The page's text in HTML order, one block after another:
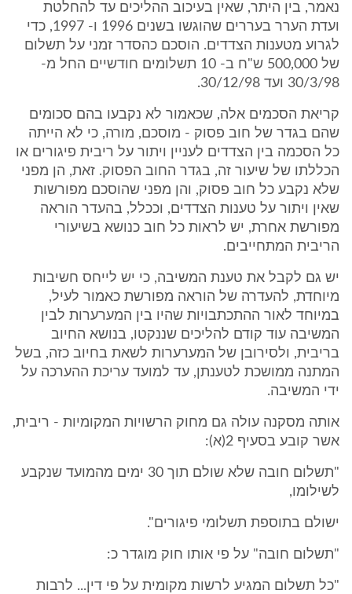
נאמר, בין היתר, שאין בעיכוב ההליכים עד להחלטת
ועדת הערר בעררים שהוגשו בשנים 1996 ו- 1997, כדי
לגרוע מטענות הצדדים. הוסכם כהסדר זמני על תשלום
של 500,000 ש"ח ב- 10 תשלומים חודשיים החל מ-
30/3/98 ועד 30/12/98.
קריאת הסכמים אלה, שכאמור לא נקבעו בהם סכומים
שהם בגדר של חוב פסוק - מוסכם, מורה, כי לא הייתה
כל הסכמה בין הצדדים לעניין ויתור על ריבית פיגורים או
הכללתו של שיעור זה, בגדר החוב הפסוק. זאת, הן מפני
שלא נקבע כל חוב פסוק, והן מפני שהוסכם מפורשות
שאין ויתור על טענות הצדדים, וככלל, בהעדר הוראה
מפורשת אחרת, יש לראות כל חוב כנושא בשיעורי
הריבית המתחייבים.
יש גם לקבל את טענת המשיבה, כי יש לייחס חשיבות
מיוחדת, להעדרה של הוראה מפורשת כאמור לעיל,
במיוחד לאור ההתכתבויות שהיו בין המערערות לבין
המשיבה עוד קודם להליכים שננקטו, בנושא החיוב
בריבית, ולסירובן של המערערות לשאת בחיוב כזה, בשל
המתנה ממושכת לטענתן, עד למועד עריכת ההערכה על
ידי המשיבה.
אותה מסקנה עולה גם מחוק הרשויות המקומיות - ריבית,
אשר קובע בסעיף 2(א):
"תשלום חובה שלא שולם תוך 30 ימים מהמועד שנקבע
לשילומו,
ישולם בתוספת תשלומי פיגורים".
"תשלום חובה" על פי אותו חוק מוגדר כ:
"כל תשלום המגיע לרשות מקומית על פי דין... לרבות